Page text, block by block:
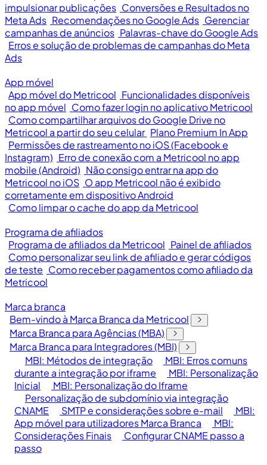
impulsionar publicações Conversões e Resultados no
Meta Ads Recomendações no Google Ads Gerenciar
campanhas de anúncios Palavras-chave do Google Ads
Erros e solução de problemas de campanhas do Meta
Ads
App móvel
App móvel do Metricool Funcionalidades disponíveis
no app móvel Como fazer login no aplicativo Metricool
Como compartilhar arquivos do Google Drive no
Metricool a partir do seu celular Plano Premium In App
Permissões de rastreamento no iOS (Facebook e
Instagram) Erro de conexão com a Metricool no app
mobile (Android) Não consigo entrar na app do
Metricool no iOS O app Metricool não é exibido
corretamente em dispositivo Android
Como limpar o cache do app da Metricool
Programa de afiliados
Programa de afiliados da Metricool Painel de afiliados
Como personalizar seu link de afiliado e gerar códigos
de teste Como receber pagamentos como afiliado da
Metricool
Marca branca
Bem-vindo à Marca Branca da Metricool
Marca Branca para Agências (MBA)
Marca Branca para Integradores (MBI)
MBI: Métodos de integração
MBI: Erros comuns
durante a integração por iframe
MBI: Personalização
Inicial
MBI: Personalização do Iframe
Personalização de subdomínio via integração
CNAME
SMTP e considerações sobre e-mail
MBI:
App móvel para utilizadores Marca Branca
MBI:
Considerações Finais
Configurar CNAME passo a
passo